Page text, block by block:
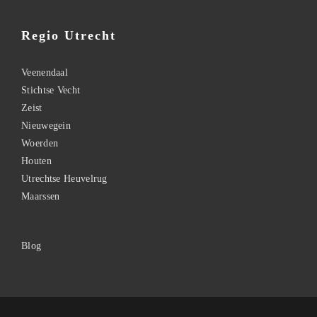
Regio Utrecht
Veenendaal
Stichtse Vecht
Zeist
Nieuwegein
Woerden
Houten
Utrechtse Heuvelrug
Maarssen
Blog